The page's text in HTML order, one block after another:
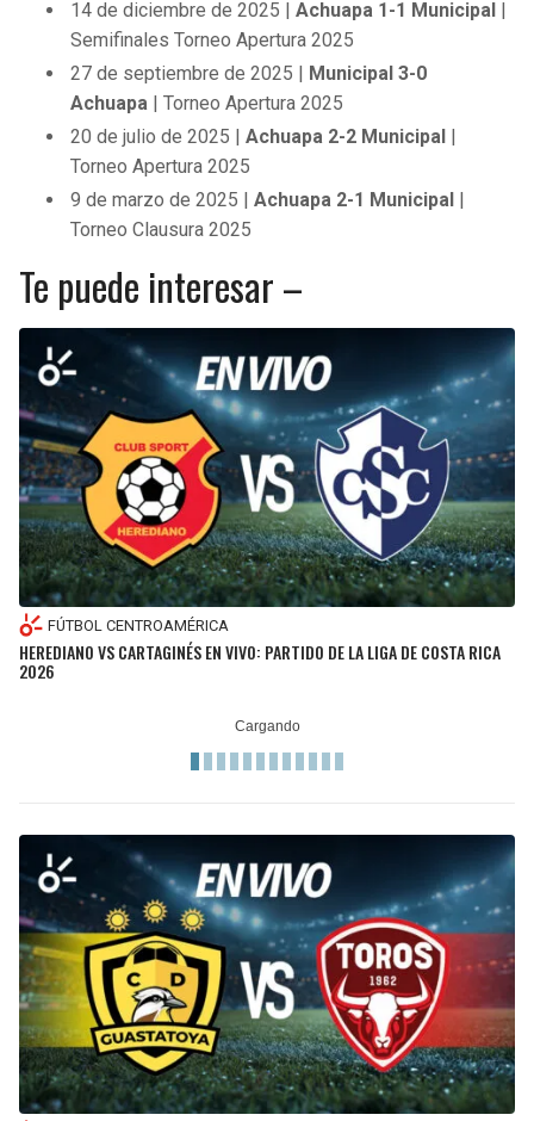
14 de diciembre de 2025 |Achuapa 1-1 Municipal |
Semifinales Torneo Apertura 2025
27 de septiembre de 2025 | Municipal 3-0
Achuapa | Torneo Apertura 2025
20 de julio de 2025 |Achuapa 2-2 Municipal |
Torneo Apertura 2025
9 de marzo de 2025 |Achuapa 2-1 Municipal |
Torneo Clausura 2025
Te puede interesar –
FÚTBOL CENTROAMÉRICA
HEREDIANO VS CARTAGINÉS EN VIVO: PARTIDO DE LA LIGA DE COSTA RICA
2026